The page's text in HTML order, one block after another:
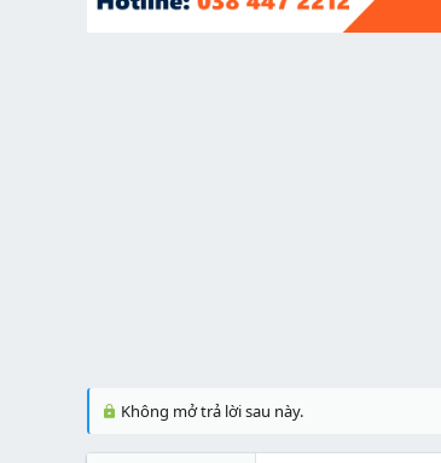
t
Không mở trả lời sau này.